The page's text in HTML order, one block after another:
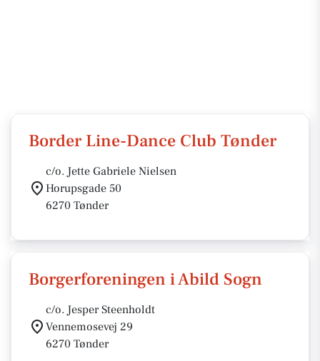
Border Line-Dance Club Tønder
c/o. Jette Gabriele Nielsen
Horupsgade 50
6270 Tønder
Borgerforeningen i Abild Sogn
c/o. Jesper Steenholdt
Vennemosevej 29
6270 Tønder